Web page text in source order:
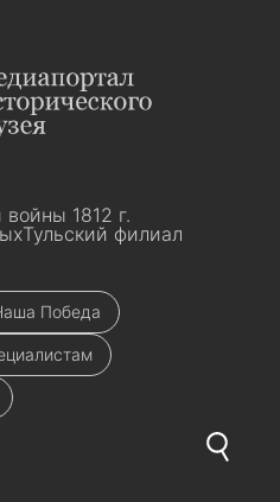
1812 г.
Тульский филиал
Победа